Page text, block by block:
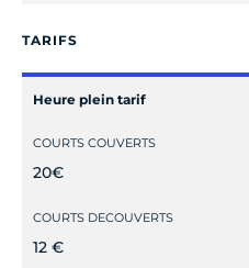
TARIFS
Heure plein tarif
COURTS COUVERTS
20€
COURTS DECOUVERTS
12 €